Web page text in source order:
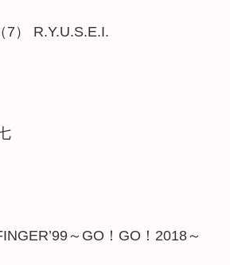
7） R.Y.U.S.E.I.
～GO！GO！2018～